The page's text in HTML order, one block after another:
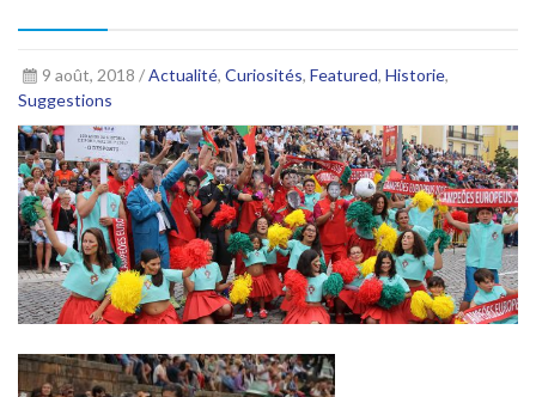
9 août, 2018 /Actualité, Curiosités, Featured, Historie,
Suggestions